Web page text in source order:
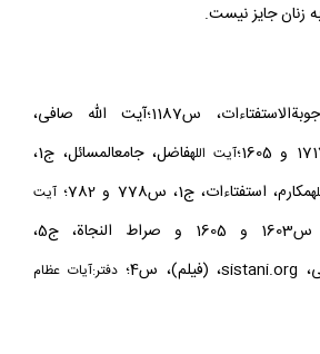
زنان جايز نيست.
آيت الله خامنه‏اى، اجوبةالاستفتاءات، س1187؛آيت الله صافى،
آيت الله
فاضل، جامع‏المسائل، ج1،
مكارم، استفتاءات، ج1، س778 و 782؛
آيت
تبريزى، استفتاءات، س1603 و 1605 و صراط النجاة، ج5،
sistani.org، (فيلم)، س4؛
دفتر:آيات عظام